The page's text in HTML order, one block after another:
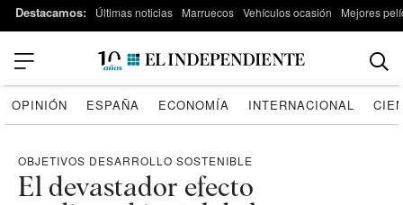
Destacamos: Últimas noticias Marruecos Vehículos ocasión Mejores
OPINIÓN ESPAÑA ECONOMÍA INTERNACIONAL
OBJETIVOS DESARROLLO SOSTENIBLE
El devastador efecto